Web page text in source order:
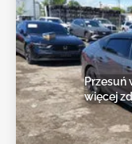
Przesuń
więcej